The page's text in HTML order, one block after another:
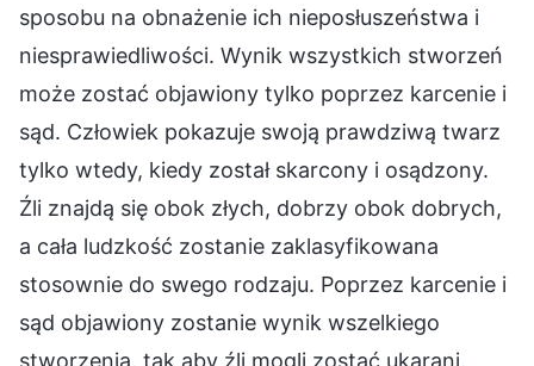
sposobu na obnażenie ich nieposłuszeństwa i
niesprawiedliwości. Wynik wszystkich stworzeń
może zostać objawiony tylko poprzez karcenie i
sąd. Człowiek pokazuje swoją prawdziwą twarz
tylko wtedy, kiedy został skarcony i osądzony.
Źli znajdą się obok złych, dobrzy obok dobrych,
a cała ludzkość zostanie zaklasyfikowana
stosownie do swego rodzaju. Poprzez karcenie i
sąd objawiony zostanie wynik wszelkiego
stworzenia, tak aby źli mogli zostać ukarani,